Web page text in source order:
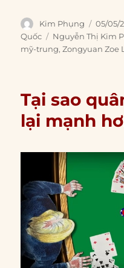
Author
Kim Phụng
Posted
on
05/05/
Quốc
Tags
Nguyễn Thị Kim
mỹ-trung,Zongyuan Zoe
Tại sao
lại mạnh